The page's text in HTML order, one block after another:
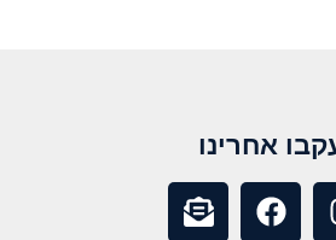
אחרינו